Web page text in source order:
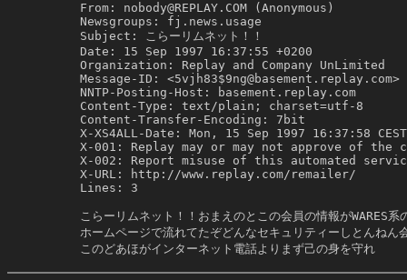
     From: nobody@REPLAY.COM (Anonymous)
     Newsgroups: fj.news.usage
     Subject: こらーリムネット！！
     Date: 15 Sep 1997 16:37:55 +0200
     Organization: Replay and Company UnLimited
     Message-ID: <5vjh83$9ng@basement.replay.com>
     NNTP-Posting-Host: basement.replay.com
     Content-Type: text/plain; charset=utf-8
     Content-Transfer-Encoding: 7bit
     X-XS4ALL-Date: Mon, 15 Sep 1997 16:37:58 CEST
X-001: Replay may or may not approve of the
X-002: Report misuse of this automated
     X-URL: http://www.replay.com/remailer/
     Lines: 3
こらーリムネット！！おまえのとこの会員の情報がWARES系
ホームページで流れてたぞどんなセキュリティーしとんねん
     このどあほがインターネット電話よりまず己の身を守れ